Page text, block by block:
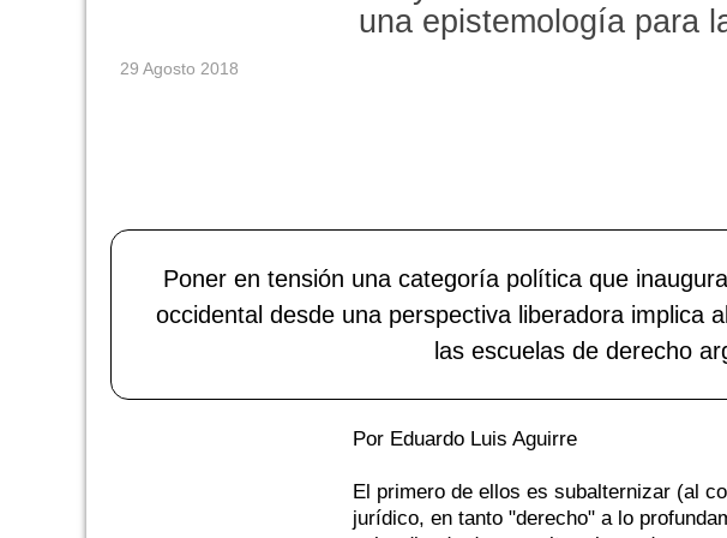
una epistemología para
29 Agosto 2018
Poner en tensión una categoría política que
occidental desde una perspectiva liberadora implica
las escuelas de derecho
Por Eduardo Luis Aguirre
El primero de ellos es subalternizar (al
jurídico, en tanto "derecho" a lo